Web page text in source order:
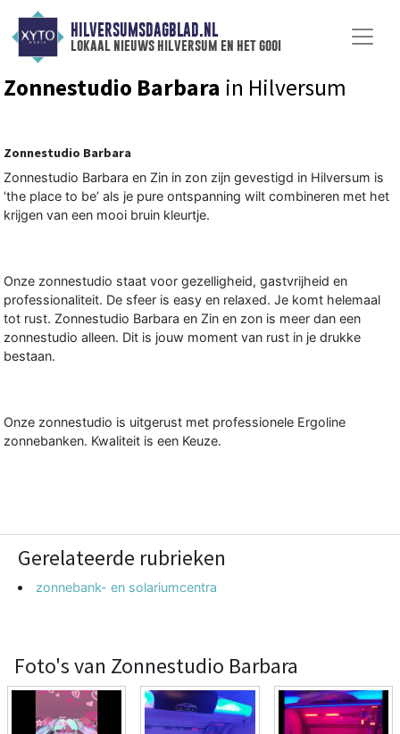
HILVERSUMSDAGBLAD.NL
lokaal nieuws hilversum en het gooi
Zonnestudio Barbara in Hilversum
Zonnestudio Barbara
Zonnestudio Barbara en Zin in zon zijn gevestigd in Hilversum is
‘the place to be’ als je pure ontspanning wilt combineren met het
krijgen van een mooi bruin kleurtje.
Onze zonnestudio staat voor gezelligheid, gastvrijheid en
professionaliteit. De sfeer is easy en relaxed. Je komt helemaal
tot rust. Zonnestudio Barbara en Zin en zon is meer dan een
zonnestudio alleen. Dit is jouw moment van rust in je drukke
bestaan.
Onze zonnestudio is uitgerust met professionele Ergoline
zonnebanken. Kwaliteit is een Keuze.
Gerelateerde rubrieken
zonnebank- en solariumcentra
Foto's van Zonnestudio Barbara